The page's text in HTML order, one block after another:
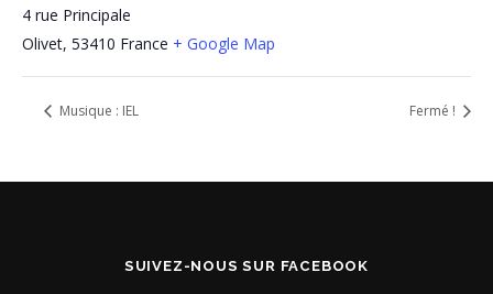
4 rue Principale
Olivet, 53410 France + Google Map
Musique : IEL Fermé !
SUIVEZ-NOUS SUR FACEBOOK